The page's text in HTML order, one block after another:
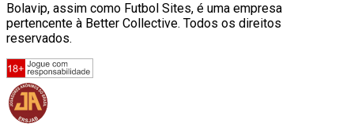
Bolavip, assim como Futbol Sites, é uma empresa
pertencente à Better Collective. Todos os direitos
reservados.